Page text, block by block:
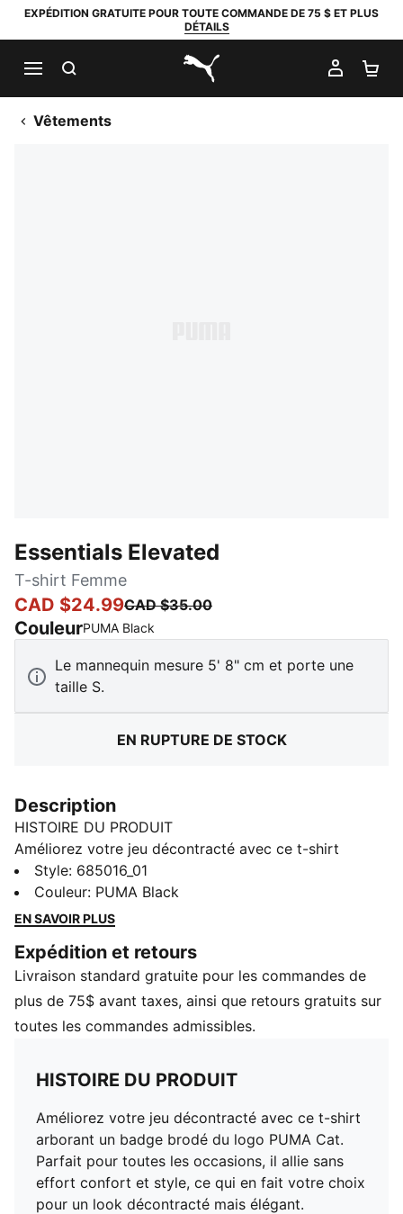
EXPÉDITION GRATUITE POUR TOUTE COMMANDE DE 75 $ ET PLUS
DÉTAILS
PUMA.com
MON
Vêtements
Essentials Elevated
T-shirt Femme
CAD $24.99CAD $35.00
CouleurPUMA Black
Le mannequin mesure 5' 8" cm et porte une
taille S.
EN RUPTURE DE STOCK
Description
HISTOIRE DU PRODUIT
Améliorez votre jeu décontracté avec ce t-shirt
arborant un badge brodé du logo PUMA Cat. Parfait
pour toutes les occasions, il allie sans effort confort
et style, ce qui en fait votre choix pour un look
CARACTÉRISTIQUES ET AVANTAGES
Contenu recyclé : fabriqué avec au moins 20 % de
coton recyclé, il s’agit d’un pas vers un avenir meilleur
DÉTAILS
Longueur standard
Col rond
Manches courtes
Manches courtes
Détails de marque PUMA
Style: 685016_01
Couleur: PUMA Black
EN SAVOIR PLUS
Expédition et retours
Livraison standard gratuite pour les commandes de
plus de 75$ avant taxes, ainsi que retours gratuits sur
toutes les commandes admissibles.
HISTOIRE DU PRODUIT
Améliorez votre jeu décontracté avec ce t-shirt
arborant un badge brodé du logo PUMA Cat.
Parfait pour toutes les occasions, il allie sans
effort confort et style, ce qui en fait votre choix
pour un look décontracté mais élégant.